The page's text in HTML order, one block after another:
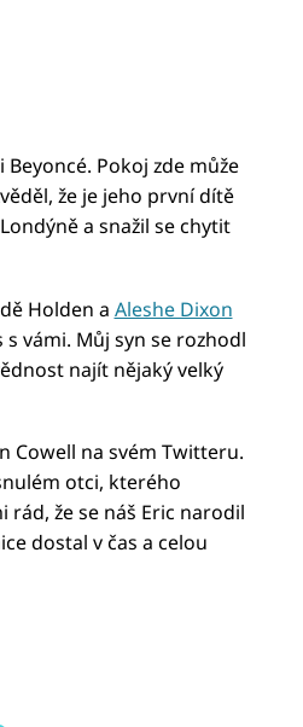
Pokoj zde může
že je jeho první dítě
a snažil se chytit
Holden a Aleshe Dixon
vámi. Můj syn se rozhodl
najít nějaký velký
Cowell na svém Twitteru.
otci, kterého
rád, že se náš Eric narodil
dostal v čas a celou